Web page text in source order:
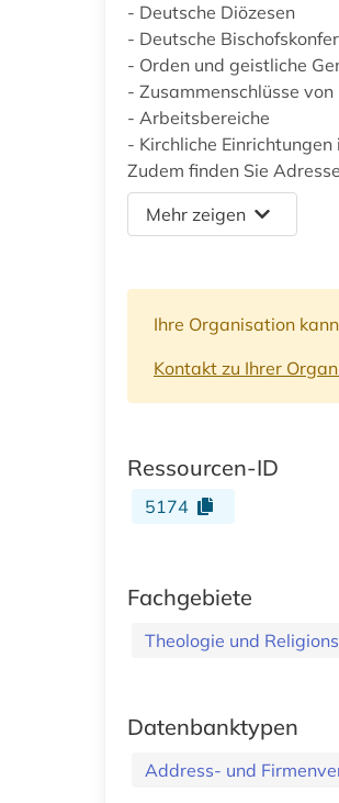
- Deutsche Diözesen
- Deutsche
- Orden und geistliche
- Zusammenschlüsse von
- Arbeitsbereiche
- Kirchliche
Zudem finden Sie
Mehr zeigen
Ihre Organisation
Kontakt zu Ihrer
Ressourcen-ID
5174
Fachgebiete
Theologie und
Datenbanktypen
Address- und